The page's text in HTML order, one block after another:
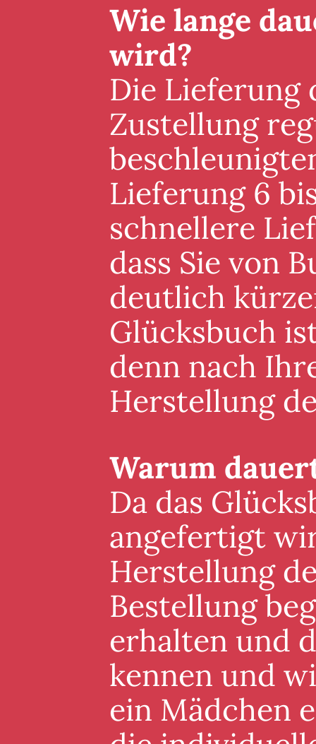
Wie lange
wird?
Die Lieferung
Zustellung
Lieferung 6
schnellere
dass Sie von
deutlich
Glücksbuch
denn nach
Herstellung
Warum
Da das
angefertigt
Herstellung
Bestellung
erhalten und
kennen und
ein Mädchen